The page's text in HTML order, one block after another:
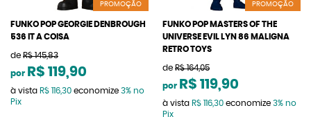
PROMOÇÃO
FUNKO POP GEORGIE DENBROUGH
536 IT A COISA
de R$ 145,83
por R$ 119,90
à vista R$ 116,30 economize 3% no
Pix
PROMOÇÃO
FUNKO POP MASTERS OF THE
UNIVERSE EVIL LYN 86 MALIGNA
RETRO TOYS
de R$ 164,05
por R$ 119,90
à vista R$ 116,30 economize 3% no
Pix